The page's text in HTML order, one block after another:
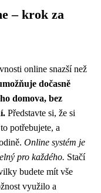
– krok za
online snazší než
dočasně
domova, bez
Představte si, že si
potřebujete, a
Online systém je
pro každého. Stačí
budete mít vše
využilo a